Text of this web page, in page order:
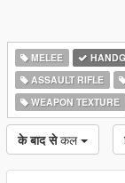
MELEE
ASSAULT RIFLE
WEAPON TEXTURE
के बाद से कल